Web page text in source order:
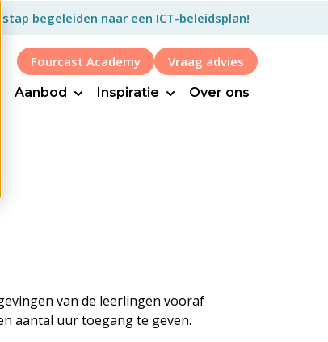
begeleiden naar een ICT-beleidsplan!
Fourcast Academy Vraag advies
Aanbod Show submenu for Aanbod
Inspiratie Show submenu for
Over ons
van de leerlingen vooraf
aantal uur toegang te geven.